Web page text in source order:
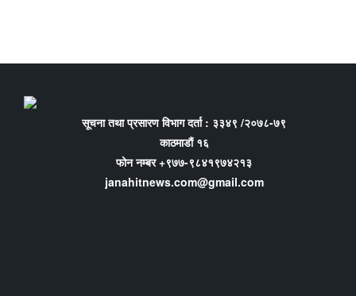
सूचना तथा प्रसारण विभाग दर्ता : ३३४९ /२०७८-७९
काठमाडौं १६
फोन नम्बर +९७७-९८४१९७४२१३
janahitnews.com@gmail.com